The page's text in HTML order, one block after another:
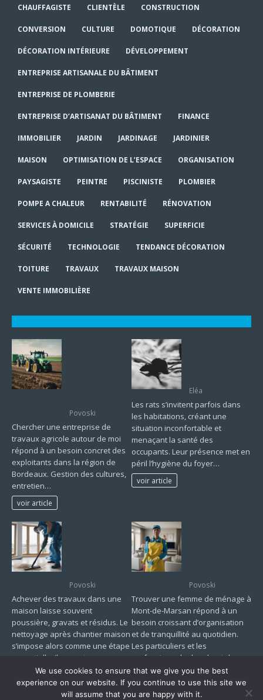
CHAUFFAGISTE CLIENTÈLE CONSTRUCTION
CONVERSION CULTURE DOMOTIQUE DÉCORATION
DÉCORATION INTÉRIEURE DÉVELOPPEMENT
ENTREPRISE ARTISANALE DU BÂTIMENT
ENTREPRISE DE PLOMBERIE
ENTREPRISE D’ARTISANAT DU BÂTIMENT FINANCE
IMMOBILIER JARDIN JARDINAGE JARDINIER
MAISON OPTIMISATION DE L’ESPACE ORGANISATION
PAYSAGISTE PEINTRE PISCINISTE PLOMBIER
POMPE A CHALEUR RENTABILITÉ RÉNOVATION
SERVICES À DOMICILE STRATÉGIE SUPERFICIE
SÉCURITÉ TECHNOLOGIE TENDANCE DÉCORATION
TOITURE TRAVAUX TRAVAUX MAISON
VENTE IMMOBILIÈRE
Povoski
Chercher une entreprise de
travaux agricole autour de moi
répond à un besoin concret des
exploitants dans la région de
Bordeaux. Gestion des cultures,
entretien…
voir article
Eléa
Les rats s’invitent parfois dans
les habitations, créant une
situation inconfortable et
menaçant la santé des
occupants. Leur présence met en
péril l’hygiène du foyer…
voir article
Povoski
Achever des travaux dans une
maison laisse souvent
poussière, gravats et résidus. Le
nettoyage après chantier maison
s’impose alors comme une étape
essentielle. Il permet…
voir article
Povoski
Trouver une femme de ménage à
Mont-de-Marsan répond à un
besoin croissant d’organisation
et de tranquillité au quotidien.
Les particuliers et les
professionnels cherchent des…
voir article
We use cookies to ensure that we give you the best
experience on our website. If you continue to use this site we
will assume that you are happy with it.